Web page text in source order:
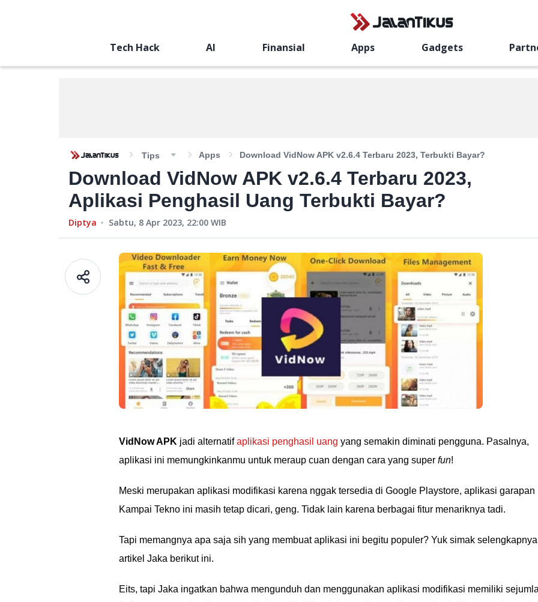
Tech Hack AI Finansial Apps Gadgets
Tips Apps Download VidNow APK v2.6.4 Terbaru 2023, Terbukti Bayar?
Download VidNow APK v2.6.4 Terbaru 2023,
Aplikasi Penghasil Uang Terbukti Bayar?
Diptya Sabtu, 8 Apr 2023, 22:00 WIB
VidNow APK jadi alternatifaplikasi penghasil uang yang semakin diminati pengguna. Pasalnya,
aplikasi ini memungkinkanmu untuk meraup cuan dengan cara yang super fun!
Meski merupakan aplikasi modifikasi karena nggak tersedia di Google Playstore, aplikasi garapan
Kampai Tekno ini masih tetap dicari, geng. Tidak lain karena berbagai fitur menariknya tadi.
Tapi memangnya apa saja sih yang membuat aplikasi ini begitu populer? Yuk simak
artikel Jaka berikut ini.
Eits, tapi Jaka ingatkan bahwa mengunduh dan menggunakan aplikasi modifikasi memiliki